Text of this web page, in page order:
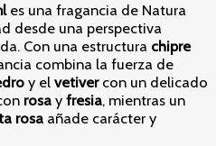
es una fragancia de Natura
desde una perspectiva
Con una estructura chipre
combina la fuerza de
y el vetivercon un delicado
rosa y fresia, mientras un
rosa añade carácter y